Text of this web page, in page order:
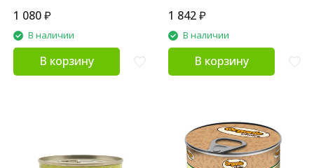
1 080₽
В наличии
В корзину
1 842₽
В наличии
В корзину